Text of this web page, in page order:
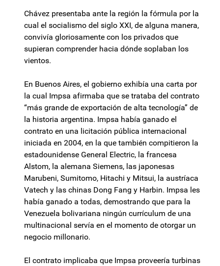
Chávez presentaba ante la región la fórmula por la
cual el socialismo del siglo XXI, de alguna manera,
convivía gloriosamente con los privados que
supieran comprender hacia dónde soplaban los
vientos.
En Buenos Aires, el gobierno exhibía una carta por
la cual Impsa afirmaba que se trataba del contrato
“más grande de exportación de alta tecnología” de
la historia argentina. Impsa había ganado el
contrato en una licitación pública internacional
iniciada en 2004, en la que también compitieron la
estadounidense General Electric, la francesa
Alstom, la alemana Siemens, las japonesas
Marubeni, Sumitomo, Hitachi y Mitsui, la austríaca
Vatech y las chinas Dong Fang y Harbin. Impsa les
había ganado a todas, demostrando que para la
Venezuela bolivariana ningún currículum de una
multinacional servía en el momento de otorgar un
negocio millonario.
El contrato implicaba que Impsa proveería turbinas